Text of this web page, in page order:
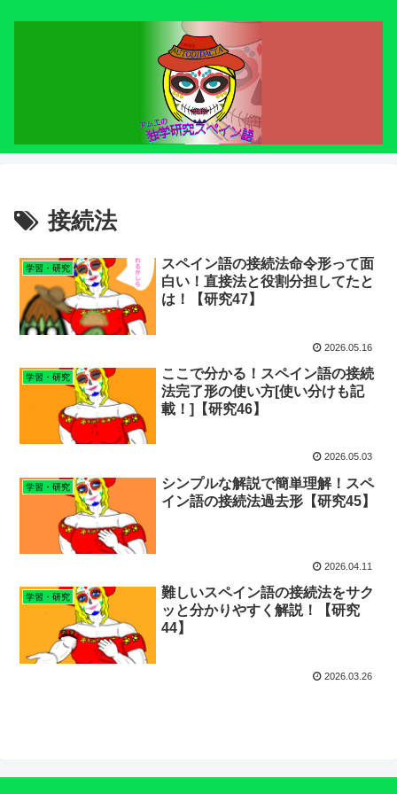
接続法
学習・研究
スペイン語の接続法命令形って面
白い！直接法と役割分担してたと
は！【研究47】
2026.05.16
学習・研究
ここで分かる！スペイン語の接続
法完了形の使い方[使い分けも記
載！]【研究46】
2026.05.03
学習・研究
シンプルな解説で簡単理解！スペ
イン語の接続法過去形【研究45】
2026.04.11
学習・研究
難しいスペイン語の接続法をサク
ッと分かりやすく解説！【研究
44】
2026.03.26